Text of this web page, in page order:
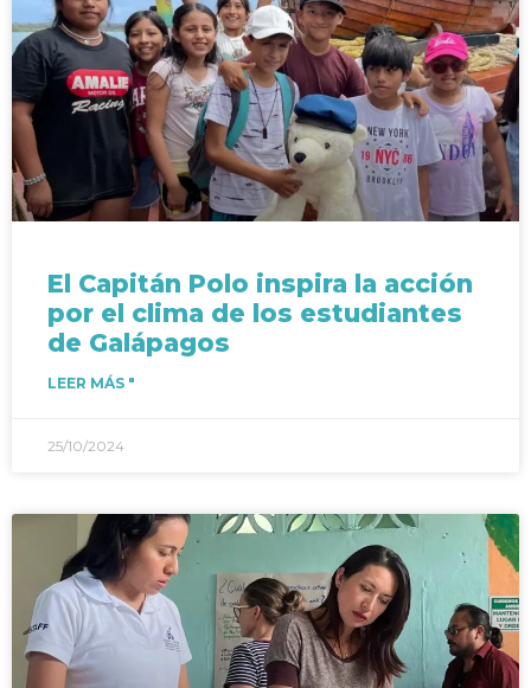
El Capitán Polo inspira la acción
por el clima de los estudiantes
de Galápagos
LEER MÁS "
25/10/2024